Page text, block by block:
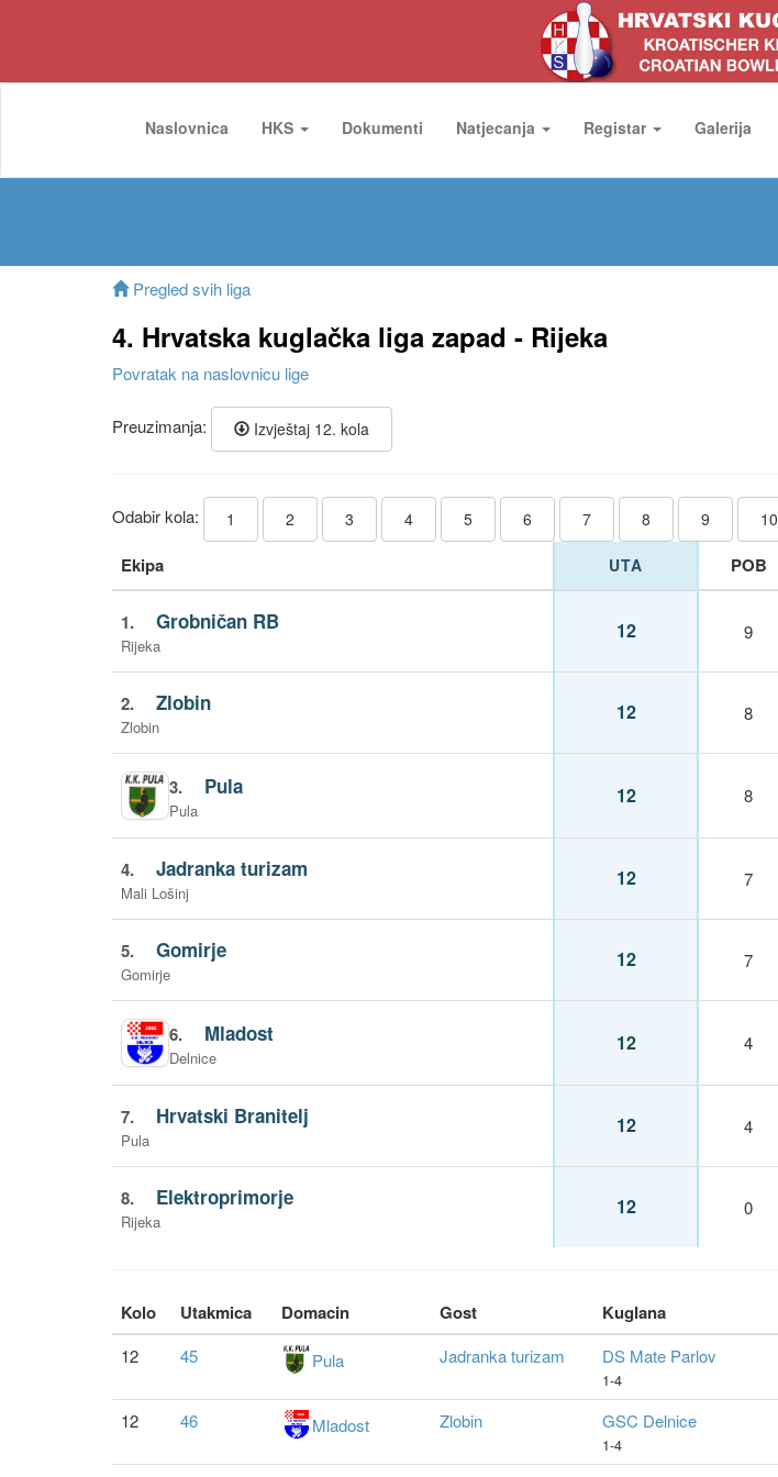
Naslovnica HKS Dokumenti Natjecanja Registar Galerija
Pregled svih liga
4. Hrvatska kuglačka liga zapad - Rijeka
Povratak na naslovnicu lige
Preuzimanja: Izvještaj 12. kola
Odabir kola: 1 2 3 4 5 6 7 8 9 10
Ekipa UTA POB
1. Grobničan RB
Rijeka
12 9
2. Zlobin
Zlobin
12 8
3. Pula
Pula
12 8
4. Jadranka turizam
Mali Lošinj
12 7
5. Gomirje
Gomirje
12 7
6. Mladost
Delnice
12 4
7. Hrvatski Branitelj
Pula
12 4
8. Elektroprimorje
Rijeka
12 0
Kolo Utakmica Domacin Gost Kuglana
12 45 Pula Jadranka turizam DS Mate Parlov
1-4
12 46 Mladost Zlobin GSC Delnice
1-4